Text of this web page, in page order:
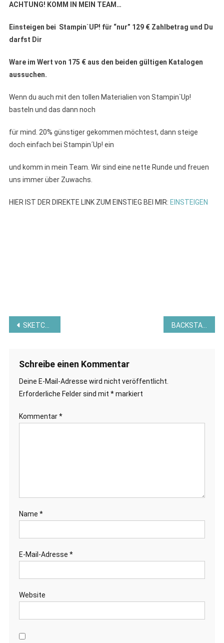
ACHTUNG! KOMM IN MEIN TEAM…
Einsteigen bei Stampin`UP! für “nur” 129 € Zahlbetrag und Du
darfst Dir
Ware im Wert von 175 € aus den beiden gültigen Katalogen
aussuchen.
Wenn du auch mit den tollen Materialien von Stampin`Up!
basteln und das dann noch
für mind. 20% günstiger gekommen möchtest, dann steige
doch einfach bei Stampin´Up! ein
und komm in mein Team. Wir sind eine nette Runde und freuen
uns immer über Zuwachs.
HIER IST DER DIREKTE LINK ZUM EINSTIEG BEI MIR: EINSTEIGEN
Beitragsnavigation
SKETCH DES MONATS – AUSLOSUNG AUGUST 2023 UND VORGABE SEPTEMBER 2023 – STAMPIN AND MORE
Schreibe einen Kommentar
Deine E-Mail-Adresse wird nicht veröffentlicht.
Erforderliche Felder sind mit *markiert
Kommentar*
Name *
E-Mail-Adresse *
Website